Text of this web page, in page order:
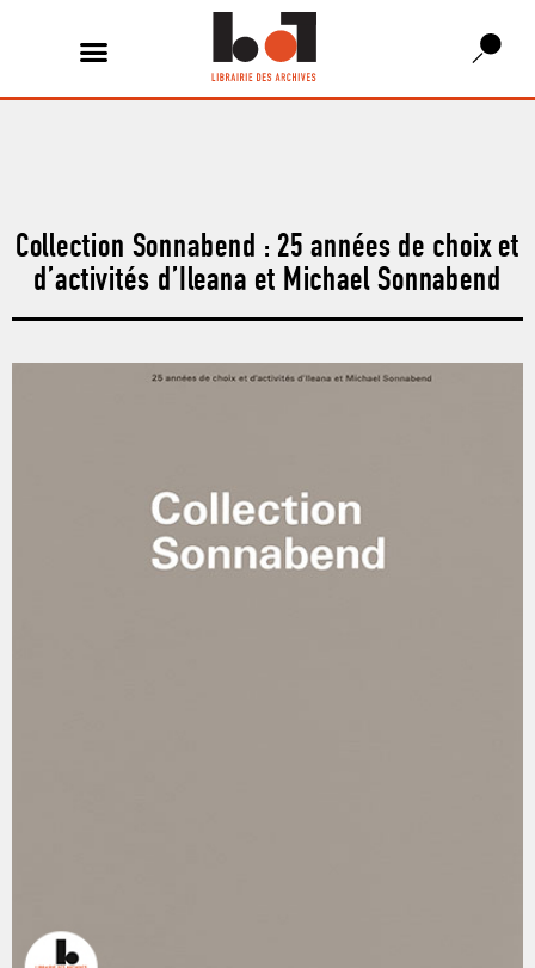
Collection Sonnabend : 25 années de choix et
d’activités d’Ileana et Michael Sonnabend